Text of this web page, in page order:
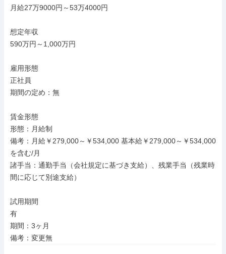
月給27万9000円～53万4000円
想定年収
590万円～1,000万円
雇用形態
正社員
期間の定め：無
賃金形態
形態：月給制
備考：月給￥279,000～￥534,000 基本給￥279,000～￥534,000
を含む/月
諸手当：通勤手当（会社規定に基づき支給）、残業手当（残業時
間に応じて別途支給）
試用期間
有
期間：3ヶ月
備考：変更無